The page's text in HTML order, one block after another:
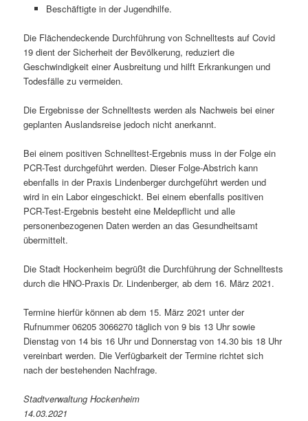
Beschäftigte in der Jugendhilfe.
Die Flächendeckende Durchführung von Schnelltests auf Covid
19 dient der Sicherheit der Bevölkerung, reduziert die
Geschwindigkeit einer Ausbreitung und hilft Erkrankungen und
Todesfälle zu vermeiden.
Die Ergebnisse der Schnelltests werden als Nachweis bei einer
geplanten Auslandsreise jedoch nicht anerkannt.
Bei einem positiven Schnelltest-Ergebnis muss in der Folge ein
PCR-Test durchgeführt werden. Dieser Folge-Abstrich kann
ebenfalls in der Praxis Lindenberger durchgeführt werden und
wird in ein Labor eingeschickt. Bei einem ebenfalls positiven
PCR-Test-Ergebnis besteht eine Meldepflicht und alle
personenbezogenen Daten werden an das Gesundheitsamt
übermittelt.
Die Stadt Hockenheim begrüßt die Durchführung der Schnelltests
durch die HNO-Praxis Dr. Lindenberger, ab dem 16. März 2021.
Termine hierfür können ab dem 15. März 2021 unter der
Rufnummer 06205 3066270 täglich von 9 bis 13 Uhr sowie
Dienstag von 14 bis 16 Uhr und Donnerstag von 14.30 bis 18 Uhr
vereinbart werden. Die Verfügbarkeit der Termine richtet sich
nach der bestehenden Nachfrage.
Stadtverwaltung Hockenheim
14.03.2021